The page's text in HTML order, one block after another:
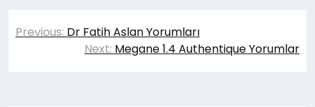
Yazı
gezinmesi
Previous: Dr Fatih Aslan Yorumları
Next: Megane 1.4 Authentique Yorumlar